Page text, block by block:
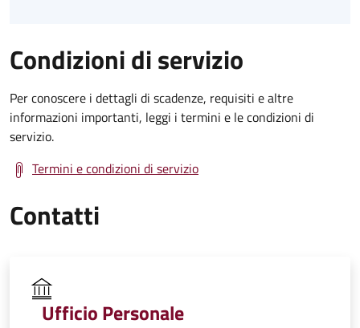
Condizioni di servizio
Per conoscere i dettagli di scadenze, requisiti e altre
informazioni importanti, leggi i termini e le condizioni di
servizio.
Termini e condizioni di servizio
Contatti
Ufficio Personale